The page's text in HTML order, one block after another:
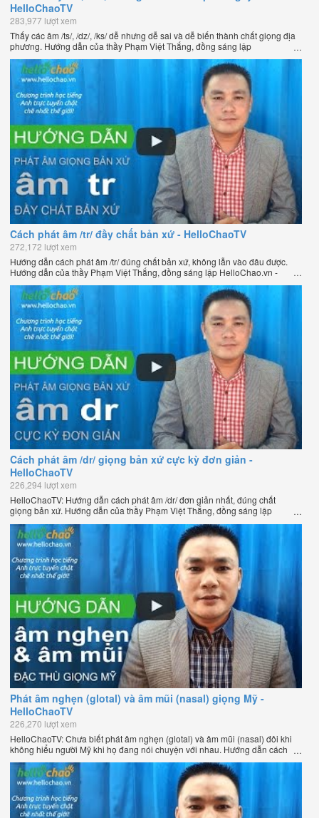
HelloChaoTV
283,977 lượt xem
Thấy các âm /ts/, /dz/, /ks/ dễ nhưng dễ sai và dễ biến thành chất giọng địa
phương. Hướng dẫn của thầy Phạm Việt Thắng, đồng sáng lập
HelloChao.vn - Chương trình dạy tiếng Anh trực tuyến chặt chẽ nhất thế
giới.
Cách phát âm /tr/ đầy chất bản xứ - HelloChaoTV
272,172 lượt xem
Hướng dẫn cách phát âm /tr/ đúng chất bản xứ, không lẫn vào đâu được.
Hướng dẫn của thầy Phạm Việt Thắng, đồng sáng lập HelloChao.vn -
Chương trình dạy tiếng Anh trực tuyến chặt chẽ nhất thế giới.
Cách phát âm /dr/ giọng bản xứ cực kỳ đơn giản -
HelloChaoTV
226,294 lượt xem
HelloChaoTV: Hướng dẫn cách phát âm /dr/ đơn giản nhất, đúng chất
giọng bản xứ. Hướng dẫn của thầy Phạm Việt Thắng, đồng sáng lập
HelloChao.vn - Chương trình dạy tiếng Anh trực tuyến chặt chẽ nhất thế
giới.
Phát âm nghẹn (glotal) và âm mũi (nasal) giọng Mỹ -
HelloChaoTV
226,270 lượt xem
HelloChaoTV: Chưa biết phát âm nghẹn (glotal) và âm mũi (nasal) đôi khi
không hiểu người Mỹ khi họ đang nói chuyện với nhau. Hướng dẫn cách
phát âm tiếng Anh giọng Mỹ theo phương pháp đọc tách ghép âm đặc biệt
của thầy Phạm Việt Thắng, đồng sáng lập HelloChao.vn - Chương trình
dạy tiếng Anh trực tuyến chặt chẽ nhất thế giới.